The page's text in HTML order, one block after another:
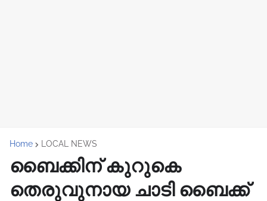
Home LOCAL NEWS
ബൈക്കിന് കുറുകെ
തെരുവുനായ ചാടി ബൈക്ക്